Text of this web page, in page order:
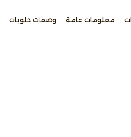
معلومات عامة وصفات حلويات